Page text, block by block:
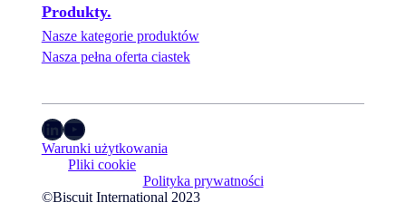
Produkty.
Nasze kategorie produktów
Nasza pełna oferta ciastek
LinkedIn YouTube
Warunki użytkowania
Pliki cookie
Polityka prywatności
©Biscuit International 2023